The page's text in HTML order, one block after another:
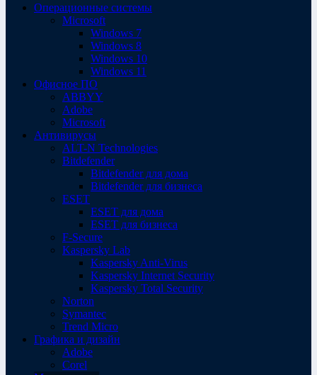
Операционные системы
Microsoft
Windows 7
Windows 8
Windows 10
Windows 11
Офисное ПО
ABBYY
Adobe
Microsoft
Антивирусы
ALT-N Technologies
Bitdefender
Bitdefender для дома
Bitdefender для бизнеса
ESET
ESET для дома
ESET для бизнеса
F-Secure
Kaspersky Lab
Kaspersky Anti-Virus
Kaspersky Internet Security
Kaspersky Total Security
Norton
Symantec
Trend Micro
Графика и дизайн
Adobe
Corel